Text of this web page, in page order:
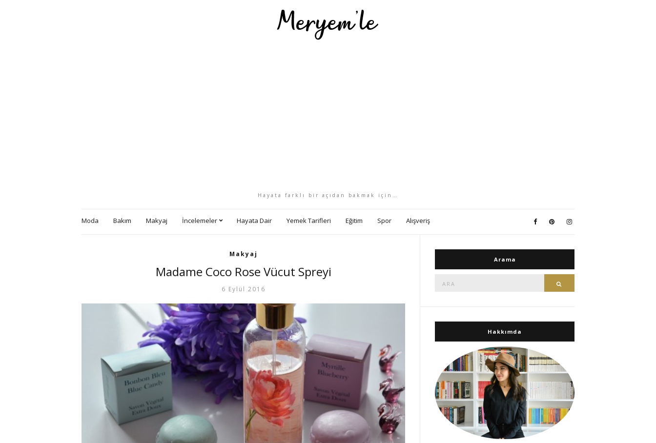
Hayata farklı bir açıdan bakmak için…
Moda Bakım Makyaj İncelemeler Hayata Dair Yemek Tarifleri Eğitim Spor Alışveriş
Makyaj
Madame Coco Rose Vücut Spreyi
6 Eylül 2016
Arama
Hakkımda